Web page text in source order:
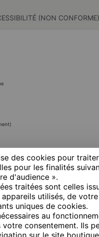
des cookies pour
pour les finalités
d'audience ».
traitées sont celles
utilisés, de
uniques de cookies.
au
votre consentement. Ils
sur le site
(NON CONFORME)